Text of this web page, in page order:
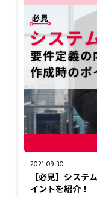
2021-09-30
【必見】システ
イントを紹介！